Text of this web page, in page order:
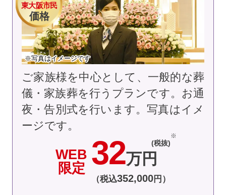
東大阪市民
価格
※写真はイメージです
WEB
限定 32万円
(税抜)
（税込352,000円）
ご家族様を中心として、一般的な葬
儀・家族葬を行うプランです。お通
夜・告別式を行います。写真はイメ
ージです。